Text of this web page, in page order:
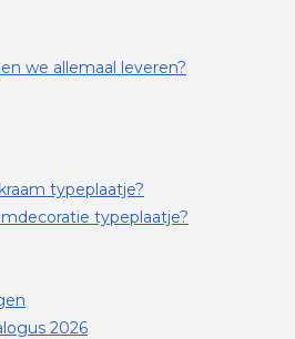
we allemaal leveren?
typeplaatje?
typeplaatje?
2026